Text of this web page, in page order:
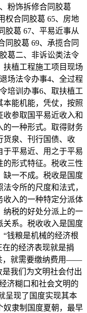
粉饰拆修合同胶葛
权合同胶葛 65、房地
胶葛 67、平易近事从
同胶葛 69、承揽合同
葛二、非诉讼类法令
扶植工程施工项目现场
场法令办事4、全过程
培训办事6、取扶植工
能机能，凭仗，按照
参取国平易近收入和
的一种形式。取得财务
货泉、刊行国债、收
于平易近、用之于平易
形式特征。税收三性
缺一不成。税收是国度
令所的尺度和法式，
收入的一种特定分派体
纳税的好处分派上的一
关系。税收收入是国度
钱粮是机械的经济根
的经济表现就是捐
，就需要缴纳费用——
是我们为文明社会付出
济糊口和社会文明的
呈现了国度实现其本
奴隶制国度夏朝，最早